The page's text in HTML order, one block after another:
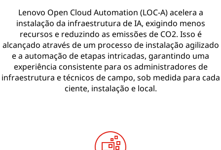
Lenovo Open Cloud Automation (LOC-A) acelera a
instalação da infraestrutura de IA, exigindo menos
recursos e reduzindo as emissões de CO2. Isso é
alcançado através de um processo de instalação agilizado
e a automação de etapas intricadas, garantindo uma
experiência consistente para os administradores de
infraestrutura e técnicos de campo, sob medida para cada
ciente, instalação e local.